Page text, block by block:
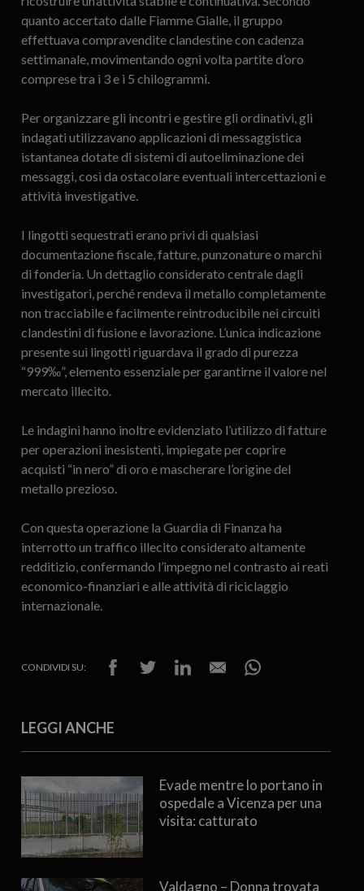
quanto accertato dalle Fiamme Gialle, il gruppo
effettuava compravendite clandestine con cadenza
settimanale, movimentando ogni volta partite d’oro
comprese tra i 3 e i 5 chilogrammi.
Per organizzare gli incontri e gestire gli ordinativi, gli
indagati utilizzavano applicazioni di messaggistica
istantanea dotate di sistemi di autoeliminazione dei
messaggi, così da ostacolare eventuali intercettazioni e
attività investigative.
I lingotti sequestrati erano privi di qualsiasi
documentazione fiscale, fatture, punzonature o marchi
di fonderia. Un dettaglio considerato centrale dagli
investigatori, perché rendeva il metallo completamente
non tracciabile e facilmente reintroducibile nei circuiti
clandestini di fusione e lavorazione. L’unica indicazione
presente sui lingotti riguardava il grado di purezza
“999‰”, elemento essenziale per garantirne il valore nel
mercato illecito.
Le indagini hanno inoltre evidenziato l’utilizzo di fatture
per operazioni inesistenti, impiegate per coprire
acquisti “in nero” di oro e mascherare l’origine del
metallo prezioso.
Con questa operazione la Guardia di Finanza ha
interrotto un traffico illecito considerato altamente
redditizio, confermando l’impegno nel contrasto ai reati
economico-finanziari e alle attività di riciclaggio
internazionale.
CONDIVIDI SU:
LEGGI ANCHE
Evade mentre lo portano in
ospedale a Vicenza per una
visita: catturato
Valdagno – Donna trovata